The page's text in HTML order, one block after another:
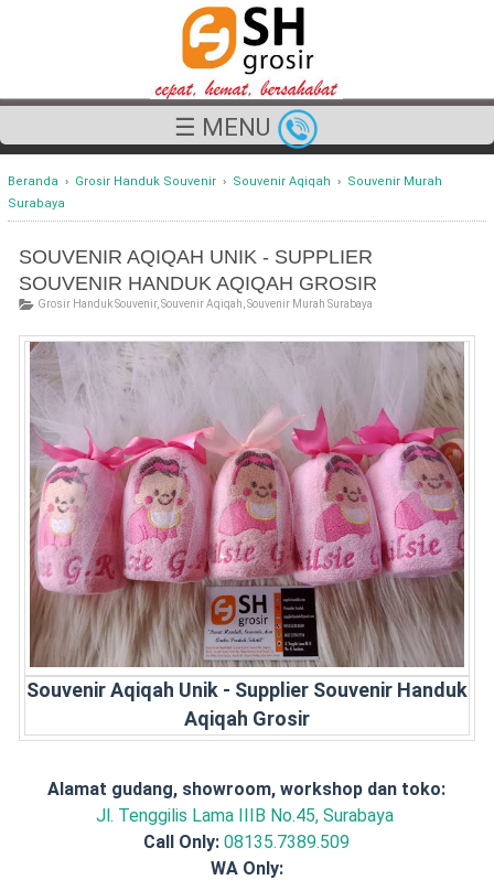
☰ MENU
Beranda › Grosir Handuk Souvenir › Souvenir Aqiqah › Souvenir Murah
Surabaya
SOUVENIR AQIQAH UNIK - SUPPLIER
SOUVENIR HANDUK AQIQAH GROSIR
Grosir Handuk Souvenir, Souvenir Aqiqah Souvenir Murah Surabaya
Souvenir Aqiqah Unik - Supplier Souvenir Handuk
Aqiqah Grosir
Alamat gudang, showroom, workshop dan toko:
Jl. Tenggilis Lama IIIB No.45, Surabaya
Call Only: 08135.7389.509
WA Only: